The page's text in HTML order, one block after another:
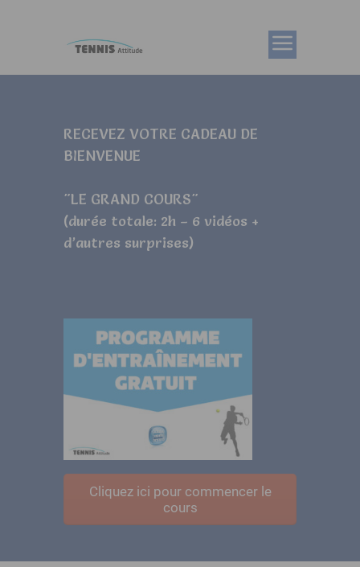
RECEVEZ VOTRE CADEAU DE
BIENVENUE
"LE GRAND COURS"
(durée totale: 2h – 6 vidéos +
d’autres surprises)
Cliquez ici pour commencer le
cours